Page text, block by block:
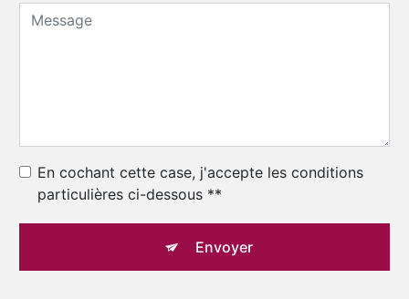
En cochant cette case, j'accepte les conditions
particulières ci-dessous **
Envoyer